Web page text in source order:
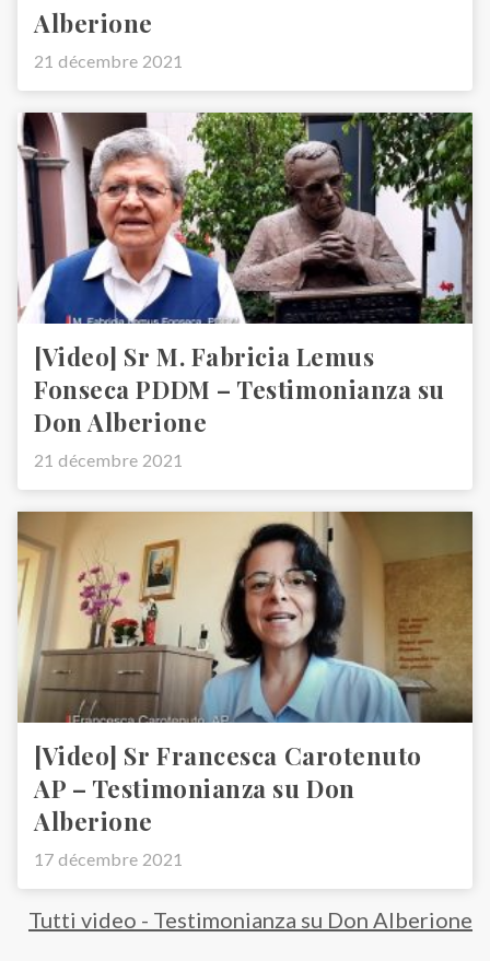
Alberione
21 décembre 2021
[Video] Sr M. Fabricia Lemus
Fonseca PDDM – Testimonianza su
Don Alberione
21 décembre 2021
[Video] Sr Francesca Carotenuto
AP – Testimonianza su Don
Alberione
17 décembre 2021
Tutti video - Testimonianza su Don Alberione